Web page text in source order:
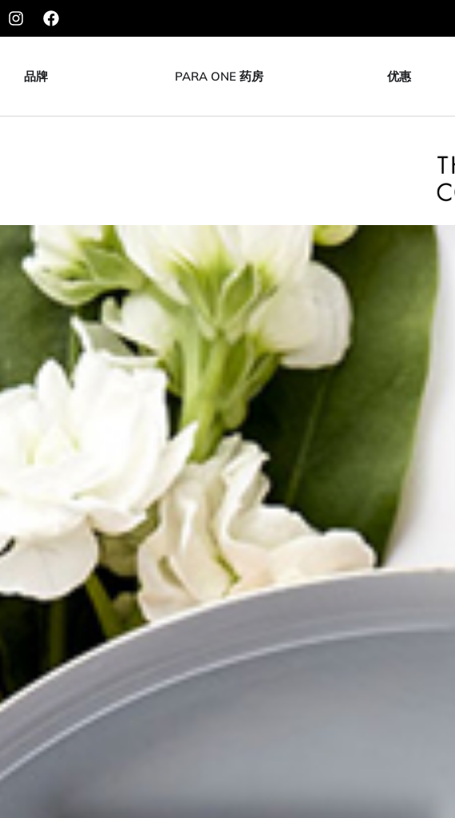
品牌 PARA ONE 药房 优惠